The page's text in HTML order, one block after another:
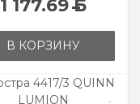
1 177.69Б
В КОРЗИНУ